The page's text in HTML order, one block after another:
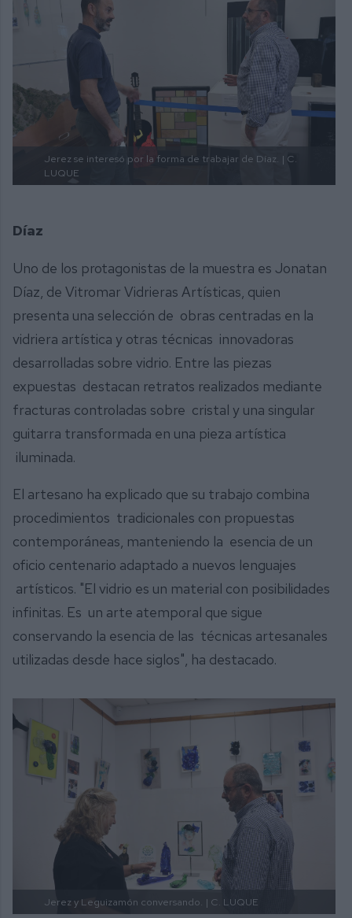
Jerez se interesó por la forma de trabajar de Díaz. | C.
LUQUE
Díaz
Uno de los protagonistas de la muestra es Jonatan
Díaz, de Vitromar Vidrieras Artísticas, quien
presenta una selección de obras centradas en la
vidriera artística y otras técnicas innovadoras
desarrolladas sobre vidrio. Entre las piezas
expuestas destacan retratos realizados mediante
fracturas controladas sobre cristal y una singular
guitarra transformada en una pieza artística
iluminada.
El artesano ha explicado que su trabajo combina
procedimientos tradicionales con propuestas
contemporáneas, manteniendo la esencia de un
oficio centenario adaptado a nuevos lenguajes
artísticos. "El vidrio es un material con posibilidades
infinitas. Es un arte atemporal que sigue
conservando la esencia de las técnicas artesanales
utilizadas desde hace siglos", ha destacado.
Jerez y Leguizamón conversando. | C. LUQUE